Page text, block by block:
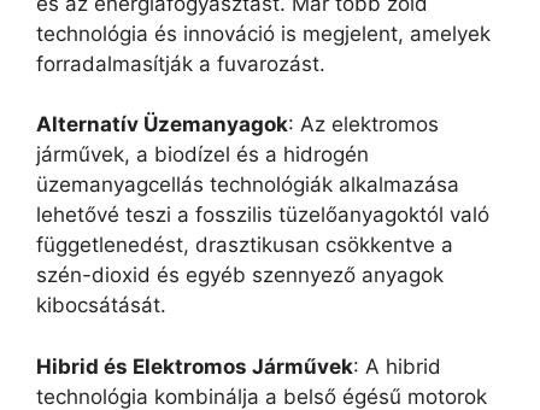
technológia és innováció is megjelent, amelyek
forradalmasítják a fuvarozást.
Alternatív Üzemanyagok: Az elektromos
járművek, a biodízel és a hidrogén
üzemanyagcellás technológiák alkalmazása
lehetővé teszi a fosszilis tüzelőanyagoktól való
függetlenedést, drasztikusan csökkentve a
szén-dioxid és egyéb szennyező anyagok
kibocsátását.
Hibrid és Elektromos Járművek: A hibrid
technológia kombinálja a belső égésű motorok